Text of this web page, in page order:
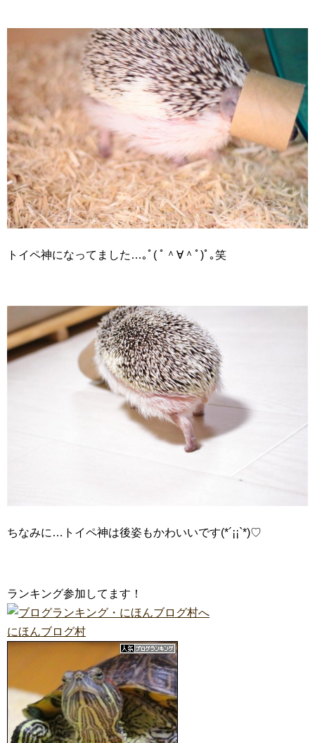
トイペ神になってました…｡ﾟ( ﾟ＾∀＾ﾟ)ﾟ｡笑
ちなみに…トイペ神は後姿もかわいいです(*´¡¡`*)♡
ランキング参加してます！
にほんブログ村